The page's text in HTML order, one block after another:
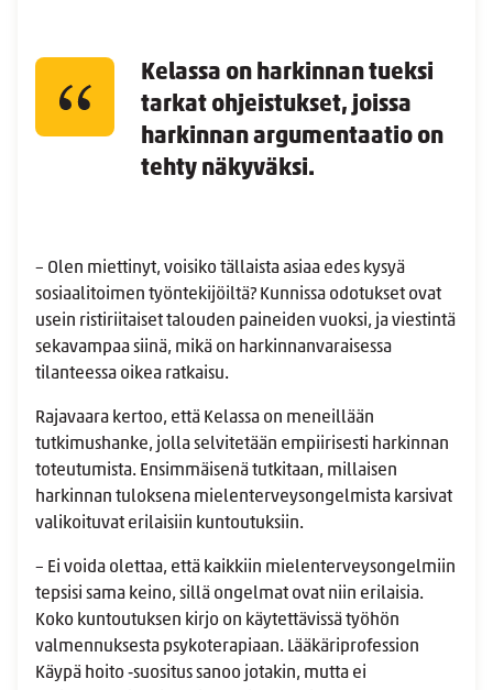
Kelassa on harkinnan tueksi
tarkat ohjeistukset, joissa
harkinnan argumentaatio on
tehty näkyväksi.
– Olen miettinyt, voisiko tällaista asiaa edes kysyä
sosiaalitoimen työntekijöiltä? Kunnissa odotukset ovat
usein ristiriitaiset talouden paineiden vuoksi, ja viestintä
sekavampaa siinä, mikä on harkinnanvaraisessa
tilanteessa oikea ratkaisu.
Rajavaara kertoo, että Kelassa on meneillään
tutkimushanke, jolla selvitetään empiirisesti harkinnan
toteutumista. Ensimmäisenä tutkitaan, millaisen
harkinnan tuloksena mielenterveysongelmista karsivat
valikoituvat erilaisiin kuntoutuksiin.
– Ei voida olettaa, että kaikkiin mielenterveysongelmiin
tepsisi sama keino, sillä ongelmat ovat niin erilaisia.
Koko kuntoutuksen kirjo on käytettävissä työhön
valmennuksesta psykoterapiaan. Lääkäriprofession
Käypä hoito ‑suositus sanoo jotakin, mutta ei